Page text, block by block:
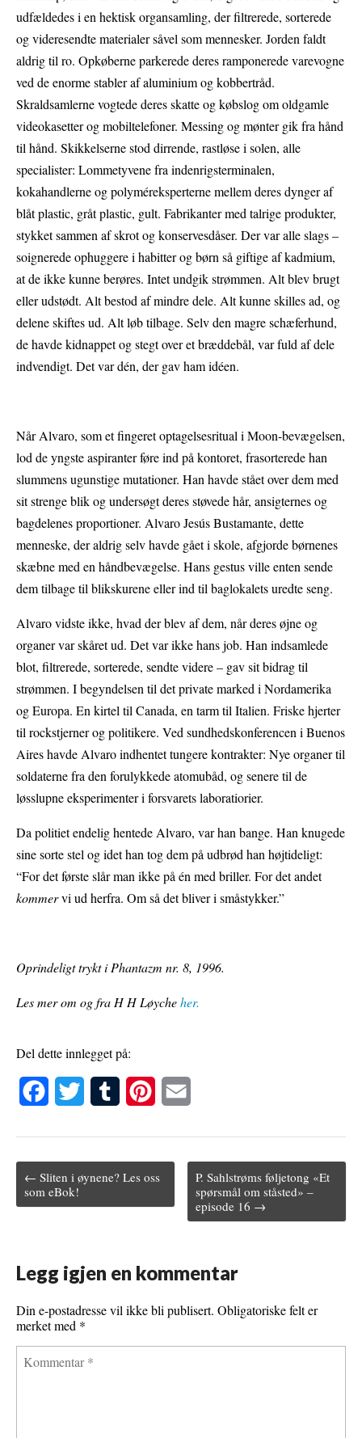
udfældedes i en hektisk organsamling, der filtrerede, sorterede
og videresendte materialer såvel som mennesker. Jorden faldt
aldrig til ro. Opkøberne parkerede deres ramponerede varevogne
ved de enorme stabler af aluminium og kobbertråd.
Skraldsamlerne vogtede deres skatte og købslog om oldgamle
videokasetter og mobiltelefoner. Messing og mønter gik fra hånd
til hånd. Skikkelserne stod dirrende, rastløse i solen, alle
specialister: Lommetyvene fra indenrigsterminalen,
kokahandlerne og polyméreksperterne mellem deres dynger af
blåt plastic, gråt plastic, gult. Fabrikanter med talrige produkter,
stykket sammen af skrot og konservesdåser. Der var alle slags –
soignerede ophuggere i habitter og børn så giftige af kadmium,
at de ikke kunne berøres. Intet undgik strømmen. Alt blev brugt
eller udstødt. Alt bestod af mindre dele. Alt kunne skilles ad, og
delene skiftes ud. Alt løb tilbage. Selv den magre schæferhund,
de havde kidnappet og stegt over et bræddebål, var fuld af dele
indvendigt. Det var dén, der gav ham idéen.
Når Alvaro, som et fingeret optagelsesritual i Moon-bevægelsen,
lod de yngste aspiranter føre ind på kontoret, frasorterede han
slummens ugunstige mutationer. Han havde stået over dem med
sit strenge blik og undersøgt deres støvede hår, ansigternes og
bagdelenes proportioner. Alvaro Jesús Bustamante, dette
menneske, der aldrig selv havde gået i skole, afgjorde børnenes
skæbne med en håndbevægelse. Hans gestus ville enten sende
dem tilbage til blikskurene eller ind til baglokalets uredte seng.
Alvaro vidste ikke, hvad der blev af dem, når deres øjne og
organer var skåret ud. Det var ikke hans job. Han indsamlede
blot, filtrerede, sorterede, sendte videre – gav sit bidrag til
strømmen. I begyndelsen til det private marked i Nordamerika
og Europa. En kirtel til Canada, en tarm til Italien. Friske hjerter
til rockstjerner og politikere. Ved sundhedskonferencen i Buenos
Aires havde Alvaro indhentet tungere kontrakter: Nye organer til
soldaterne fra den forulykkede atomubåd, og senere til de
løsslupne eksperimenter i forsvarets laboratiorier.
Da politiet endelig hentede Alvaro, var han bange. Han knugede
sine sorte stel og idet han tog dem på udbrød han højtideligt:
“For det første slår man ikke på én med briller. For det andet
kommervi ud herfra. Om så det bliver i småstykker.”
Oprindeligt trykt iPhantazm nr. 8, 1996.
Les mer om og fra H H Løycheher.
Del dette innlegget på:
e
b
o
t
t
r
b
l
t
e
e
Post navigation
← Sliten i øynene? Les oss
som eBok!
P. Sahlstrøms føljetong «Et
spørsmål om ståsted» –
episode 16 →
Legg igjen en kommentar
Din e-postadresse vil ikke bli publisert. Obligatoriske felt er
merket med *